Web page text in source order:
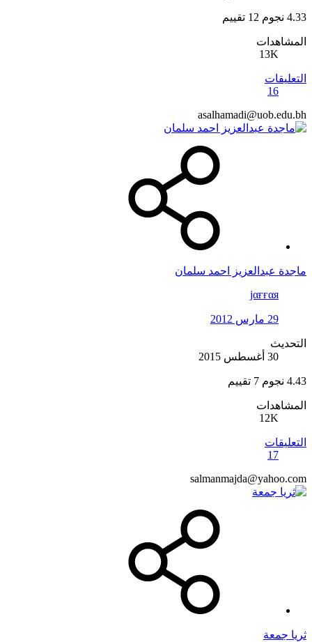
4.33 نجوم 12 تقييم
المشاهدات
13K
التعليقات
16
asalhamadi@uob.edu.bh
ماجدة عبدالعزيز احمد سلمان
jαғғαя
29 مارس 2012
التحديث
30 أغسطس 2015
4.43 نجوم 7 تقييم
المشاهدات
12K
التعليقات
17
salmanmajda@yahoo.com
ثريا جمعة